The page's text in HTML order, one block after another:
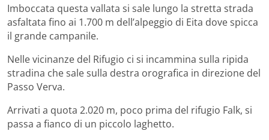
Imboccata questa vallata si sale lungo la stretta strada
asfaltata fino ai 1.700 m dell’alpeggio di Eita dove spicca
il grande campanile.
Nelle vicinanze del Rifugio ci si incammina sulla ripida
stradina che sale sulla destra orografica in direzione del
Passo Verva.
Arrivati a quota 2.020 m, poco prima del rifugio Falk, si
passa a fianco di un piccolo laghetto.